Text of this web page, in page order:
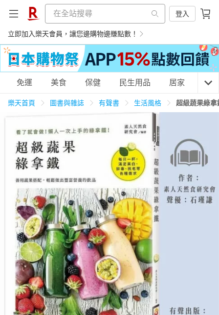
登入
立即加入樂天會員，讓您邊購物邊賺點數！
購物網分類
天天免運 美食蛋糕 養生保健
居家生活 運動休閒 親子玩具
女裝 男裝 化妝保養
日本購物 電子/紙本書
HOT
免運 美食 保健 民生用品 居家 3C
樂天首頁 圖書與雜誌 有聲書 生活風格 超級蔬果綠